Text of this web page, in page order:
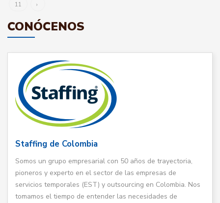
11
›
CONÓCENOS
Staffing de Colombia
Somos un grupo empresarial con 50 años de trayectoria,
pioneros y experto en el sector de las empresas de
servicios temporales (EST) y outsourcing en Colombia. Nos
tomamos el tiempo de entender las necesidades de